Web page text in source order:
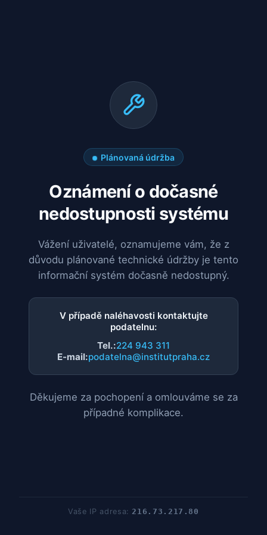
Plánovaná údržba
Oznámení o dočasné
nedostupnosti systému
Vážení uživatelé, oznamujeme vám, že z
důvodu plánované technické údržby je tento
informační systém dočasně nedostupný.
V případě naléhavosti kontaktujte
podatelnu:
Tel.:224 943 311
E-mail:podatelna@institutpraha.cz
Děkujeme za pochopení a omlouváme se za
případné komplikace.
Vaše IP adresa:216.73.217.80